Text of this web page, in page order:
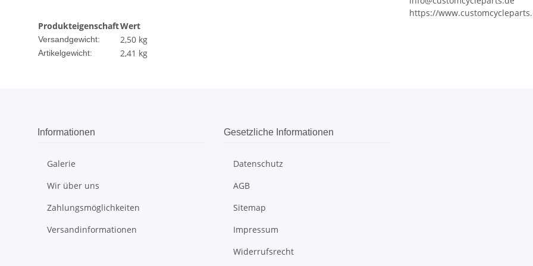
https://
ProdukteigenschaftWert
Versandgewicht: 2,50 kg
Artikelgewicht: 2,41 kg
Informationen
Galerie
Wir über uns
Zahlungsmöglichkeiten
Versandinformationen
Gesetzliche Informationen
Datenschutz
AGB
Sitemap
Impressum
Widerrufsrecht